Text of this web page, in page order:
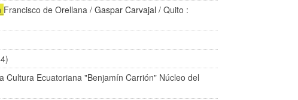
Francisco de Orellana /Gaspar Carvajal / Quito :
Cultura Ecuatoriana "Benjamín Carrión" Núcleo del